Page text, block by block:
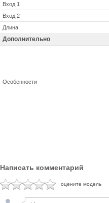
Вход 1
Вход 2
Длина
Дополнительно
Особенности
Написать комментарий
оцените модель